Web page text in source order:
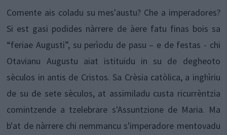
Comente ais coladu su mes'austu? Che a imperadores?
Si est gasi podides nàrrere de àere fatu finas bois sa
“feriae Augusti”, su perìodu de pasu – e de festas - chi
Otavianu Augustu aiat istituidu in su de degheoto
sèculos in antis de Cristos. Sa Crèsia catòlica, a inghìriu
de su de sete sèculos, at assimiladu custa ricurrèntzia
comintzende a tzelebrare s'Assuntzione de Maria. Ma
b'at de nàrrere chi nemmancu s'imperadore mentovadu